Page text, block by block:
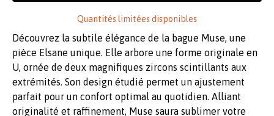
Quantités limitées disponibles
Découvrez la subtile élégance de la bague Muse, une
pièce Elsane unique. Elle arbore une forme originale en
U, ornée de deux magnifiques zircons scintillants aux
extrémités. Son design étudié permet un ajustement
parfait pour un confort optimal au quotidien. Alliant
originalité et raffinement, Muse saura sublimer votre